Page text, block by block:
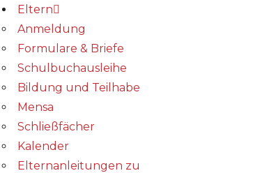
Eltern
Anmeldung
Formulare & Briefe
Schulbuchausleihe
Bildung und Teilhabe
Mensa
Schließfächer
Kalender
Elternanleitungen zu